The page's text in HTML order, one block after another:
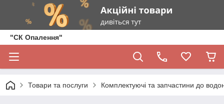
"СК Опалення"
Товари та послуги Комплектуючі та запчастини до